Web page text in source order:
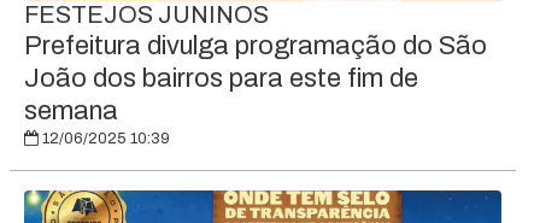
FESTEJOS JUNINOS
Prefeitura divulga programação do São
João dos bairros para este fim de
semana
12/06/2025 10:39